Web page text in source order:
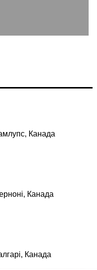
Канада
Канада
Канада